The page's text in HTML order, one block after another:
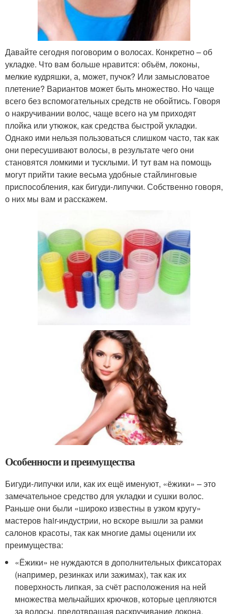
Давайте сегодня поговорим о волосах. Конкретно – об
укладке. Что вам больше нравится: объём, локоны,
мелкие кудряшки, а, может, пучок? Или замысловатое
плетение? Вариантов может быть множество. Но чаще
всего без вспомогательных средств не обойтись. Говоря
о накручивании волос, чаще всего на ум приходят
плойка или утюжок, как средства быстрой укладки.
Однако ими нельзя пользоваться слишком часто, так как
они пересушивают волосы, в результате чего они
становятся ломкими и тусклыми. И тут вам на помощь
могут прийти такие весьма удобные стайлинговые
приспособления, как бигуди-липучки. Собственно говоря,
о них мы вам и расскажем.
Особенности и преимущества
Бигуди-липучки или, как их ещё именуют, «ёжики» – это
замечательное средство для укладки и сушки волос.
Раньше они были «широко известны в узком кругу»
мастеров hair-индустрии, но вскоре вышли за рамки
салонов красоты, так как многие дамы оценили их
преимущества:
«Ёжики» не нуждаются в дополнительных фиксаторах
(например, резинках или зажимах), так как их
поверхность липкая, за счёт расположения на ней
множества мельчайших крючков, которые цепляются
за волосы, предотвращая раскручивание локона.